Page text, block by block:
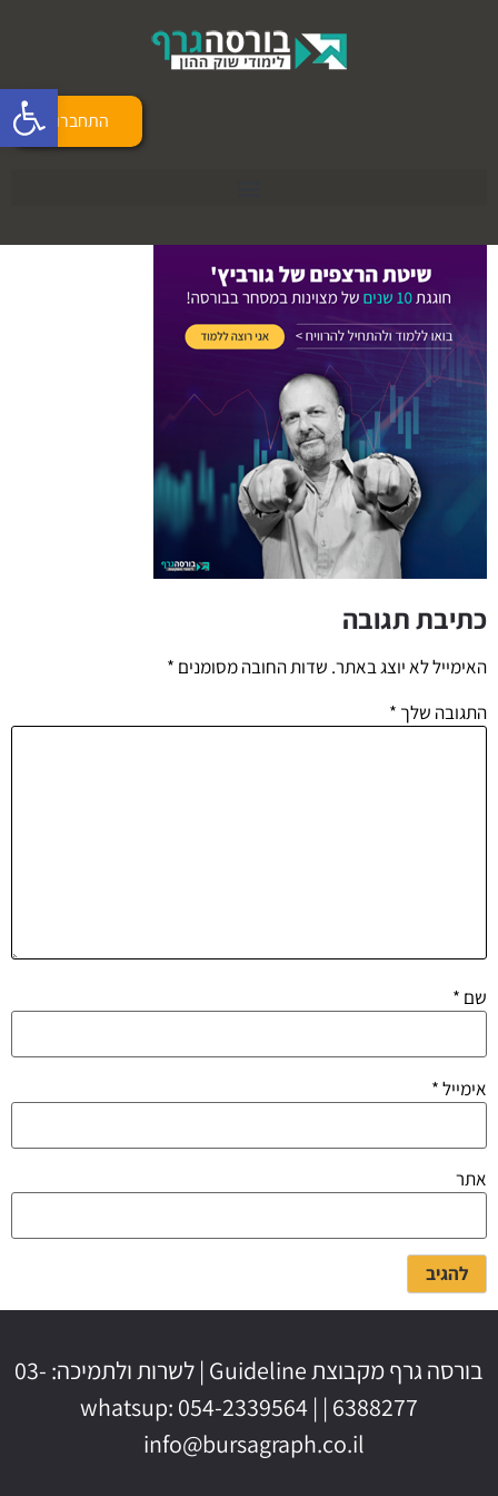
התחברות
כתיבת תגובה
האימייל לא יוצג באתר. שדות החובה מסומנים *
התגובה שלך *
שם *
אימייל*
אתר
בורסה גרף מקבוצת Guideline | לשרות ולתמיכה: 03-
6388277 | whatsup: 054-2339564 |
info@bursagraph.co.il